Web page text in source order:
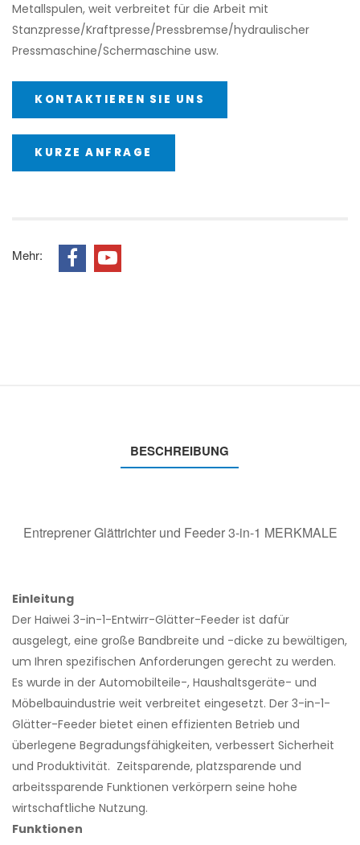
Metallspulen, weit verbreitet für die Arbeit mit
Stanzpresse/Kraftpresse/Pressbremse/hydraulischer
Pressmaschine/Schermaschine usw.
KONTAKTIEREN SIE UNS
KURZE ANFRAGE
Mehr:
BESCHREIBUNG
Entreprener Glättrichter und Feeder 3-in-1 MERKMALE
Einleitung
Der Haiwei 3-in-1-Entwirr-Glätter-Feeder ist dafür
ausgelegt, eine große Bandbreite und -dicke zu bewältigen,
um Ihren spezifischen Anforderungen gerecht zu werden.
Es wurde in der Automobilteile-, Haushaltsgeräte- und
Möbelbauindustrie weit verbreitet eingesetzt. Der 3-in-1-
Glätter-Feeder bietet einen effizienten Betrieb und
überlegene Begradungsfähigkeiten, verbessert Sicherheit
und Produktivität. Zeitsparende, platzsparende und
arbeitssparende Funktionen verkörpern seine hohe
wirtschaftliche Nutzung.
Funktionen